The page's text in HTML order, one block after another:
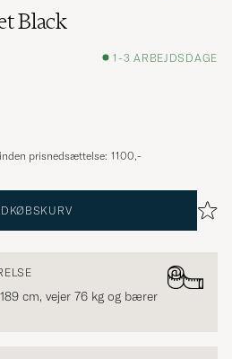
Black
1-3 ARBEJDSDAGE
prisnedsættelse: 1100,-
cm, vejer 76 kg og bærer